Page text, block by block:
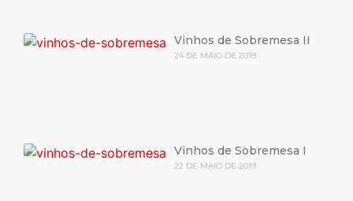
Vinhos de Sobremesa II
24 DE MAIO DE 2019
Vinhos de Sobremesa I
22 DE MAIO DE 2019